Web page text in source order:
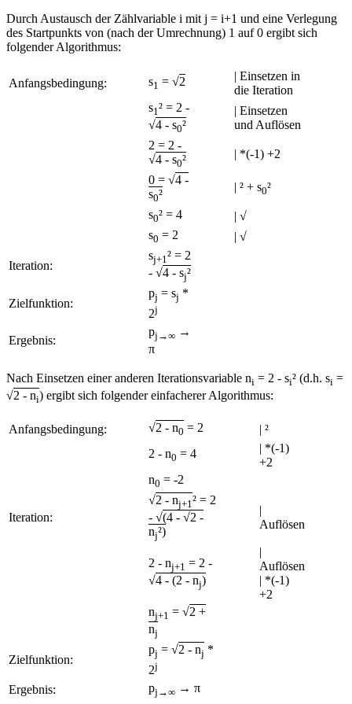
Durch Austausch der Zählvariable i mit j = i+1 und eine Verlegung
des Startpunkts von (nach der Umrechnung) 1 auf 0 ergibt sich
folgender Algorithmus:
Anfangsbedingung: s1 = √2
| Einsetzen in
die Iteration
s1 ² = 2 -
√4 - s0²
| Einsetzen
und Auflösen
2 = 2 -
√4 - s0²
| *(-1) +2
0 = √4 -
s0²
| ² + s0²
s0² = 4
| √
s0 = 2 | √
Iteration:
sj+1 ² = 2
- √4 - sj²
Zielfunktion:
pj = sj *
2j
Ergebnis:
pj→∞ →
π
Nach Einsetzen einer anderen Iterationsvariable ni = 2 - si² (d.h. si =
√2 - ni) ergibt sich folgender einfacherer Algorithmus:
Anfangsbedingung: √2 - n0 = 2
| ²
2 - n0 = 4
| *(-1)
+2
n0 = -2
Iteration:
√2 - nj+1² = 2
- √(4 - √2 -
nj²)
|
Auflösen
2 - nj+1 = 2 -
√4 - (2 - nj)
|
Auflösen
| *(-1)
+2
nj+1 = √2 +
nj
Zielfunktion:
pj = √2 - nj *
2j
Ergebnis: pj→∞ → π